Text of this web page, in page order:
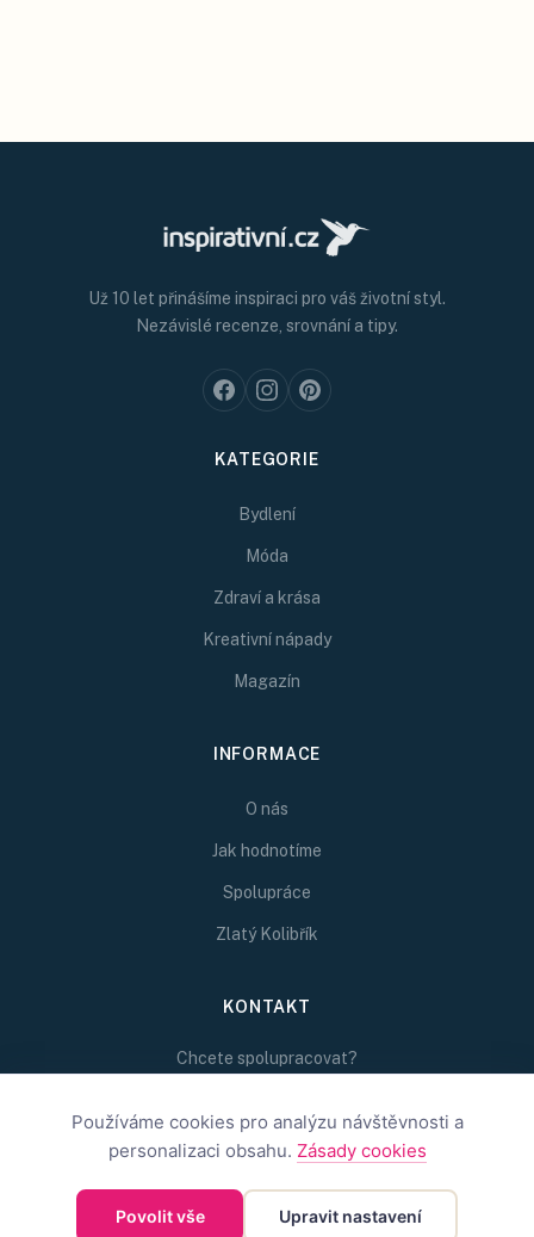
Už 10 let přinášíme inspiraci pro váš životní styl.
Nezávislé recenze, srovnání a tipy.
KATEGORIE
Bydlení
Móda
Zdraví a krása
Kreativní nápady
Magazín
INFORMACE
O nás
Jak hodnotíme
Spolupráce
Zlatý Kolibřík
KONTAKT
Chcete spolupracovat?
redakce@inspirativni.cz
Inspirativní.cz — Inspirativní.cz s.r.o.
Používáme cookies pro analýzu návštěvnosti a
personalizaci obsahu. Zásady cookies
Povolit vše Upravit nastavení